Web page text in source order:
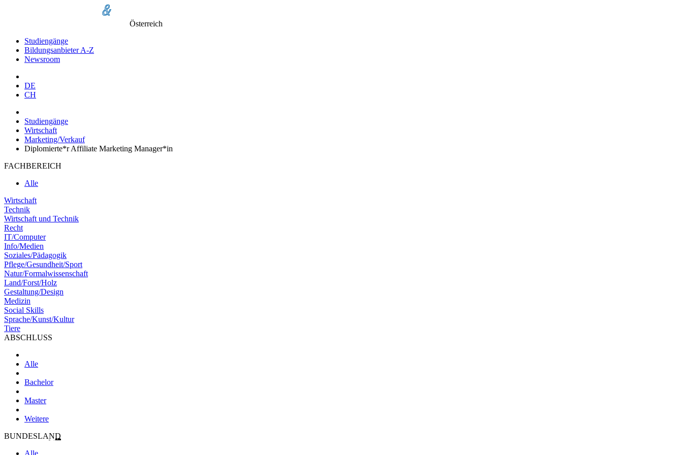
Österreich
Studiengänge
Bildungsanbieter A-Z
Newsroom
DE
CH
Studiengänge
Wirtschaft
Marketing/Verkauf
Diplomierte*r Affiliate Marketing Manager*in
FACHBEREICH
Alle
Wirtschaft
Technik
Wirtschaft und Technik
Recht
IT/Computer
Info/Medien
Soziales/Pädagogik
Pflege/Gesundheit/Sport
Natur/Formalwissenschaft
Land/Forst/Holz
Gestaltung/Design
Medizin
Social Skills
Sprache/Kunst/Kultur
Tiere
ABSCHLUSS
Alle
Bachelor
Master
Weitere
BUNDESLAND
Alle